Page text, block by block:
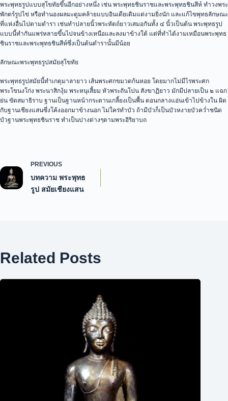
พระพุทธรูปแบบสุโขทัยขึ้นอีกอย่างหนึ่ง เช่น พระพุทธชินราชและพระพุทธชินสีห์ ทำวงพระ
พักตร์รูปไข่ หรือทำนองผลมะตูมคล้ายแบบอินเดียเดิมแต่งามยิ่งนัก และแก้ไขพุทธลักษณะ
ที่แห่งอื่นไปตามตำรา เช่นทำปลายนิ้วพระหัตถ์ยาวเสมอกันทั้ง ๔ นิ้วเป็นต้น พระพุทธรูป
แบบนี้ทำกันแพร่หลายขึ้นไปจนข้างเหนือและลงมาข้างใต้ แต่ที่ทำได้งามเหมือนพระพุทธ
ชินราชและพระพุทธชินสีห์ซึ่งเป็นต้นตำรานั้นมีน้อย
ลักษณะพระพุทธรูปสมัยสุโขทัย
พระพุทธรูปสมัยนี้ทำเกตุมาลายาว เส้นพระศกขมวดก้นหอย โดยมากไม่มีไรพระศก
พระโขนงโก่ง พระนาสิกงุ้ม พระหนุเสี้ยม หัวพระถันโปน สังฆาฏิยาว มักมีปลายเป็น ๒ แฉก
ย่น ขัดสมาธิราบ ฐานเป็นฐานหน้ากระดานเกลี้ยงเป็นพื้น ตอนกลางแอ่นเข้าไปข้างใน ผิด
กับฐานเชียงแสนซึ่งโค้งออกมาข้างนอก ไม่ใคร่ทำบัว ถ้ามีบัวก็เป็นบัวหงายบัวคว่ำชนิด
บัวฐานพระพุทธชินราช ทำเป็นปางต่างๆตามพระอิริยาบถ
PREVIOUS
บทความ พระพุทธ
รูป สมัยเชียงแสน
Related Posts